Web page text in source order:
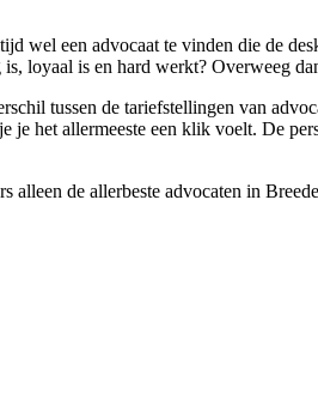
wel een advocaat te vinden die de
loyaal is en hard werkt? Overweeg
tussen de tariefstellingen van
je het allermeeste een klik voelt. De
de allerbeste advocaten in